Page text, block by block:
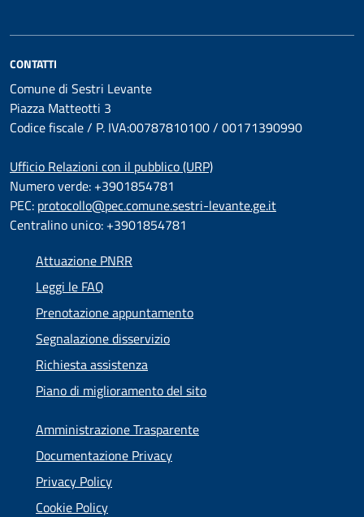
CONTATTI
Comune di Sestri Levante
Piazza Matteotti 3
Codice fiscale / P. IVA:00787810100 / 00171390990
Ufficio Relazioni con il pubblico (URP)
Numero verde: +3901854781
PEC: protocollo@pec.comune.sestri-levante.ge.it
Centralino unico: +3901854781
Attuazione PNRR
Leggi le FAQ
Prenotazione appuntamento
Segnalazione disservizio
Richiesta assistenza
Piano di miglioramento del sito
Amministrazione Trasparente
Documentazione Privacy
Privacy Policy
Cookie Policy